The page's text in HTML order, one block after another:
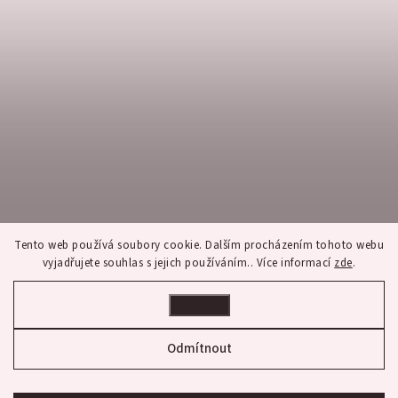
Tento web používá soubory cookie. Dalším procházením tohoto webu
vyjadřujete souhlas s jejich používáním.. Více informací zde.
Odmítnout
Sledovat na Instagramu